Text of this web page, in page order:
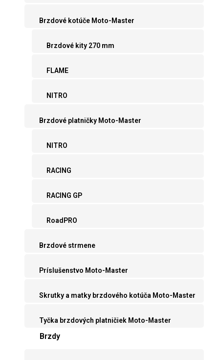
Brzdové kotúče Moto-Master
Brzdové kity 270 mm
FLAME
NITRO
Brzdové platničky Moto-Master
NITRO
RACING
RACING GP
RoadPRO
Brzdové strmene
Príslušenstvo Moto-Master
Skrutky a matky brzdového kotúča Moto-Master
Tyčka brzdových platničiek Moto-Master
Brzdy